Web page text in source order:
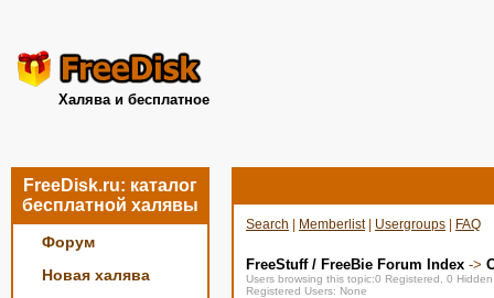
Халява и бесплатное
FreeDisk.ru: каталог
бесплатной халявы
Форум
Новая халява
Search Memberlist| Usergroups FAQ
FreeStuff / FreeBie Forum Index ->
Users browsing this topic:0 Registered, 0
Registered Users: None